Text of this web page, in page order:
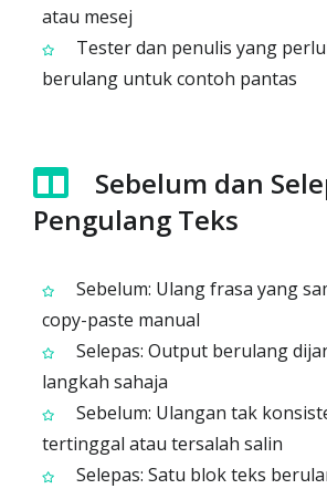
atau mesej
Tester dan penulis yang
berulang untuk contoh pantas
Sebelum dan
Pengulang Teks
Sebelum: Ulang frasa yang
copy-paste manual
Selepas: Output berulang
langkah sahaja
Sebelum: Ulangan tak
tertinggal atau tersalah salin
Selepas: Satu blok teks